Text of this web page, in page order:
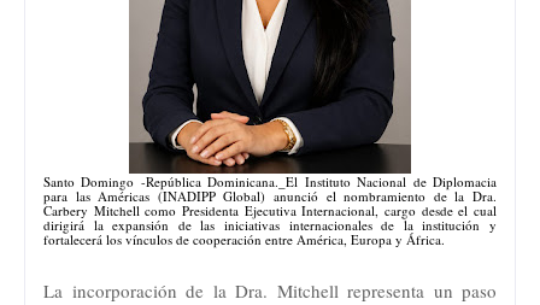
Santo Domingo -República Dominicana._El Instituto Nacional de Diplomacia
para las Américas (INADIPP Global) anunció el nombramiento de la Dra.
Carbery Mitchell como Presidenta Ejecutiva Internacional, cargo desde el cual
dirigirá la expansión de las iniciativas internacionales de la institución y
fortalecerá los vínculos de cooperación entre América, Europa y África.
La incorporación de la Dra. Mitchell representa un paso